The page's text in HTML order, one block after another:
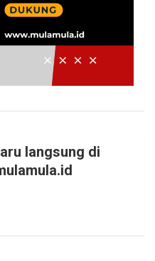
langsung di